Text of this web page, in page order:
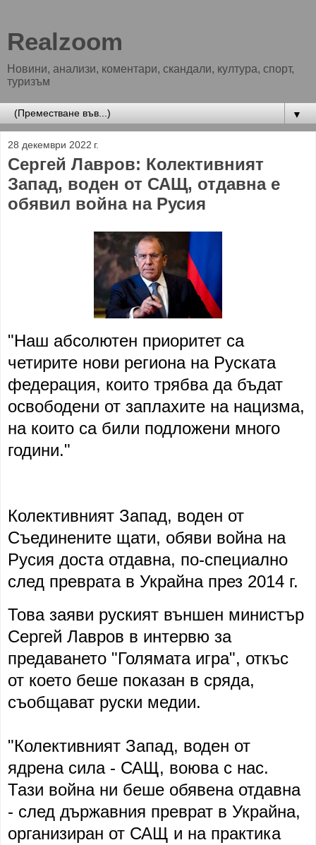
Realzoom
Новини, анализи, коментари, скандали, култура, спорт,
туризъм
▼
28 декември 2022 г.
Сергей Лавров: Колективният
Запад, воден от САЩ, отдавна е
обявил война на Русия
"Наш абсолютен приоритет са
четирите нови региона на Руската
федерация, които трябва да бъдат
освободени от заплахите на нацизма,
на които са били подложени много
години."
Колективният Запад, воден от
Съединените щати, обяви война на
Русия доста отдавна, по-специално
след преврата в Украйна през 2014 г.
Това заяви руският външен министър
Сергей Лавров в интервю за
предаването "Голямата игра", откъс
от което беше показан в сряда,
съобщават руски медии.
"Колективният Запад, воден от
ядрена сила - САЩ, воюва с нас.
Тази война ни беше обявена отдавна
- след държавния преврат в Украйна,
организиран от САЩ и на практика